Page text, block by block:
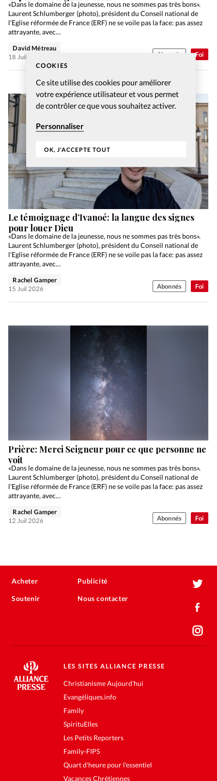
COOKIES
Ce site utilise des cookies pour améliorer
votre expérience utilisateur et vous permet
de contrôler ce que vous souhaitez activer.
Personnaliser
OK, J'ACCEPTE TOUT
Foi
«Dans le domaine de la jeunesse, nous ne sommes pas très bons».
Laurent Schlumberger (photo), président du Conseil national de
l’Eglise réformée de France (ERF) ne se voile pas la face: pas assez
attrayante, avec…
David Métreau
18 Juil 2026
Abonnés
Foi
Le témoignage d’Ivanoé: la langue des signes
pour louer Dieu
«Dans le domaine de la jeunesse, nous ne sommes pas très bons».
Laurent Schlumberger (photo), président du Conseil national de
l’Eglise réformée de France (ERF) ne se voile pas la face: pas assez
attrayante, avec…
Rachel Gamper
15 Juil 2026
Abonnés
Foi
Prière: Merci Seigneur pour ce que personne ne
voit
«Dans le domaine de la jeunesse, nous ne sommes pas très bons».
Laurent Schlumberger (photo), président du Conseil national de
l’Eglise réformée de France (ERF) ne se voile pas la face: pas assez
attrayante, avec…
Rachel Gamper
12 Juil 2026
Abonnés
Acheter
Soutenir
Publicité
Nous contacter
LES SITES ALLIANCE PRESSE
Christianisme Aujourd'hui
Evangéliques.info
Family
SpirituElles
Les Petits Reporters
Family-FIPS
Quart d'heure pour l'essentiel
Vacances Chrétiennes